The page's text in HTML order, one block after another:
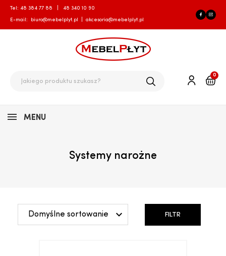
Tel: 48 384 77 88 48 340 10 90
E-mail: biuro@mebelplyt.pl akcesoria@mebelplyt.pl
0
MENU
Systemy narożne
Domyślne sortowanie  FILTR